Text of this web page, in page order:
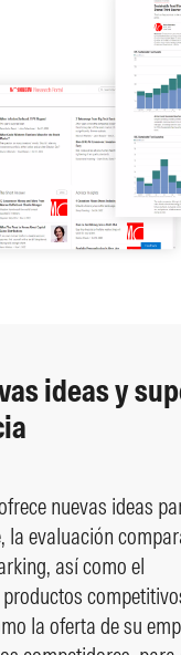
ideas y
nuevas ideas
la evaluación
así como el
la oferta de su